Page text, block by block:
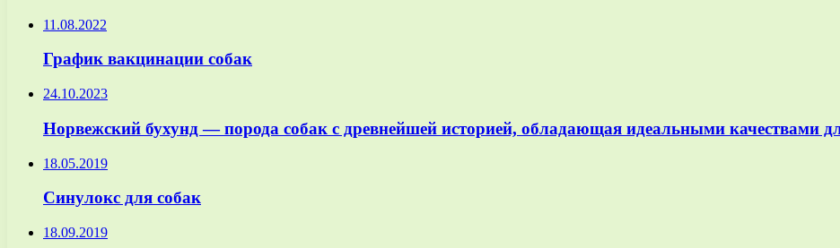
11.08.2022
График вакцинации собак
24.10.2023
Норвежский бухунд — порода собак с древнейшей историей, обладающая идеальными качествами
18.05.2019
Синулокс для собак
18.09.2019